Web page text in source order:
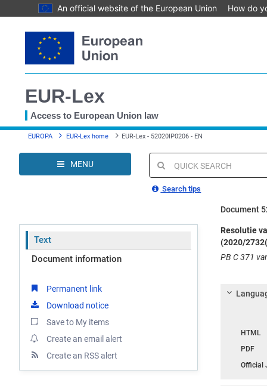
An official website of the European Union How do
to
content
EUR-Lex
Access to European Union law
You
here
EUROPA EUR-Lex home EUR-Lex - 52020IP0206 - EN
MENU
Quick
search
Search tips
Document
Text
Document information
Permanent link
Download notice
Save to My items
Create an email alert
Create an RSS alert
Resolutie
(2020/
PB C 371
HTML
PDF
Official